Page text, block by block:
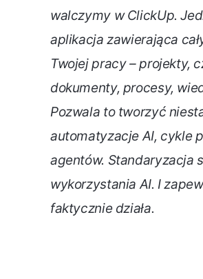
walczymy w ClickUp.
aplikacja zawierająca
Twojej pracy – projekty,
dokumenty, procesy,
Pozwala to tworzyć
automatyzacje AI, cykle
agentów. Standaryzacja
wykorzystania AI. I
faktycznie działa.